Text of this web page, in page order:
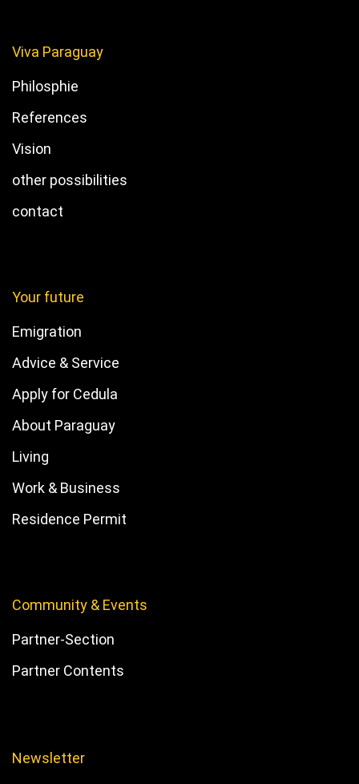
Viva Paraguay
Philosphie
References
Vision
other possibilities
contact
Your future
Emigration
Advice & Service
Apply for Cedula
About Paraguay
Living
Work & Business
Residence Permit
Community & Events
Partner-Section
Partner Contents
Newsletter